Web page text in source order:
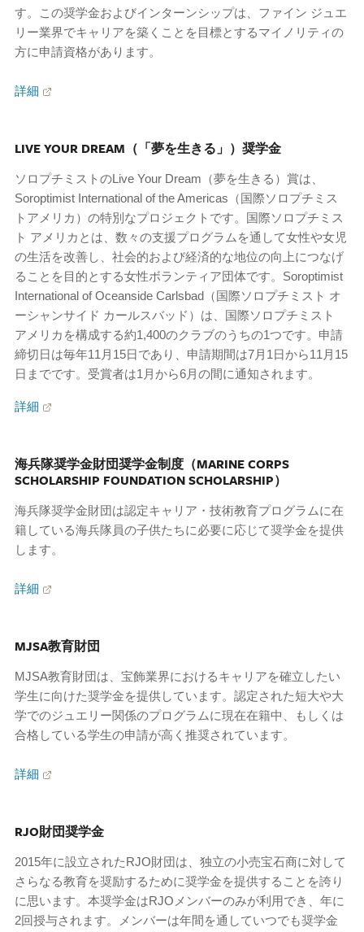
す。この奨学金およびインターンシップは、ファイン ジュエ
リー業界でキャリアを築くことを目標とするマイノリティの
方に申請資格があります。
詳細
LIVE YOUR DREAM（「夢を生きる」）奨学金
ソロプチミストのLive Your Dream（夢を生きる）賞は、
Soroptimist International of the Americas（国際ソロプチミス
トアメリカ）の特別なプロジェクトです。国際ソロプチミス
ト アメリカとは、数々の支援プログラムを通して女性や女児
の生活を改善し、社会的および経済的な地位の向上につなげ
ることを目的とする女性ボランティア団体です。Soroptimist
International of Oceanside Carlsbad（国際ソロプチミスト オ
ーシャンサイド カールスバッド）は、国際ソロプチミスト
アメリカを構成する約1,400のクラブのうちの1つです。申請
締切日は毎年11月15日であり、申請期間は7月1日から11月15
日までです。受賞者は1月から6月の間に通知されます。
詳細
海兵隊奨学金財団奨学金制度（MARINE CORPS
SCHOLARSHIP FOUNDATION SCHOLARSHIP）
海兵隊奨学金財団は認定キャリア・技術教育プログラムに在
籍している海兵隊員の子供たちに必要に応じて奨学金を提供
します。
詳細
MJSA教育財団
MJSA教育財団は、宝飾業界におけるキャリアを確立したい
学生に向けた奨学金を提供しています。認定された短大や大
学でのジュエリー関係のプログラムに現在在籍中、もしくは
合格している学生の申請が高く推奨されています。
詳細
RJO財団奨学金
2015年に設立されたRJO財団は、独立の小売宝石商に対して
さらなる教育を奨励するために奨学金を提供することを誇り
に思います。本奨学金はRJOメンバーのみが利用でき、年に
2回授与されます。メンバーは年間を通していつでも奨学金